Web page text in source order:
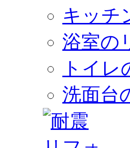
キッチ
浴室の
トイ
洗面台